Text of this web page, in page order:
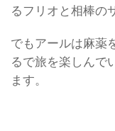
るフリオと相棒の
でもアールは麻薬
るで旅を楽しんで
ます。